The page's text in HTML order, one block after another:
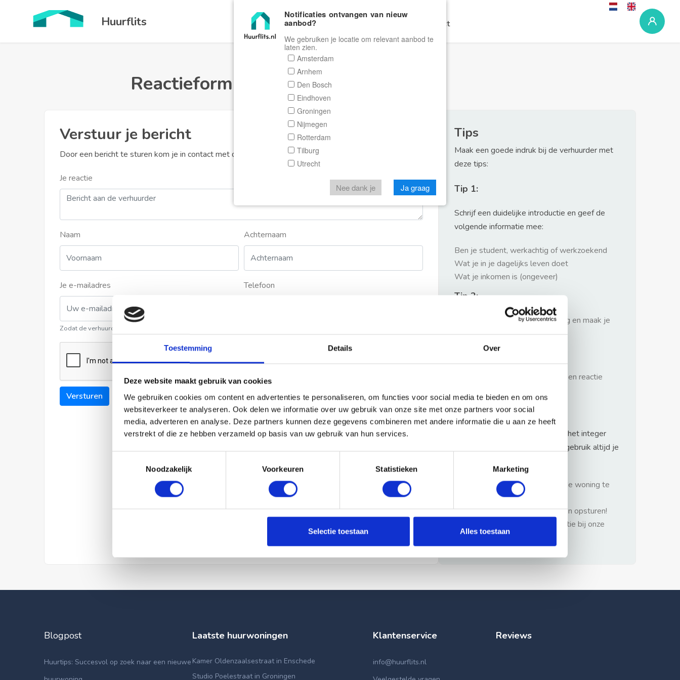
Toestemming Details Over
Deze website maakt gebruik van cookies
We gebruiken cookies om content en advertenties te personaliseren, om functies voor social media te bieden en om ons
websiteverkeer te analyseren. Ook delen we informatie over uw gebruik van onze site met onze partners voor social
media, adverteren en analyse. Deze partners kunnen deze gegevens combineren met andere informatie die u aan ze heeft
verstrekt of die ze hebben verzameld op basis van uw gebruik van hun services.
Noodzakelijk
Voorkeuren Statistieken Marketing
Selectie toestaan Alles toestaan
Huurflits Home Zoeken Contact
Reactieformulier Huurflits
Verstuur je bericht
Door een bericht te sturen kom je in contact met de aanbieder of makelaar van de woning.
Je reactie
Naam Achternaam
Je e-mailadres
Zodat de verhuurder contact met u kan opnemen
Telefoon
Versturen
Tips
Maak een goede indruk bij de verhuurder met
deze tips:
Tip 1:
Schrijf een duidelijke introductie en geef de
volgende informatie mee:
Ben je student, werkachtig of werkzoekend
Wat je in je dagelijks leven doet
Wat je inkomen is (ongeveer)
Tip 2:
Wees beleefd, niet te langdradig en maak je
verhaal kort
Wacht niet met reageren. Snel een reactie
Waarschuwing
Huurflits hecht veel waarde aan het integer
handelen van verhuurders maar gebruik altijd je
1: Nooit vooraf betalen zonder de woning te
hebben gezien.
2: Geen persoonlijke documenten opsturen!
3: Meld bij misbruik de advertentie bij onze
klantenservice.
Blogpost
Huurtips: Succesvol op zoek naar een nieuwe
Laatste huurwoningen
Kamer Oldenzaalsestraat in Enschede
Studio Poelestraat in Groningen
Klantenservice
info@huurflits.nl
Reviews
Notificaties ontvangen van nieuw
aanbod?
We gebruiken je locatie om relevant aanbod te
laten zien.
Amsterdam
Arnhem
Den Bosch
Eindhoven
Groningen
Nijmegen
Rotterdam
Tilburg
Utrecht
Nee dank je Ja graag